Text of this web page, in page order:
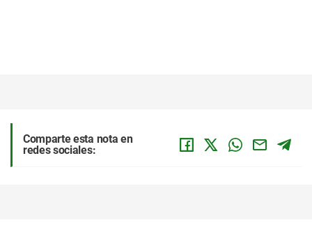
Comparte esta nota en
redes sociales: